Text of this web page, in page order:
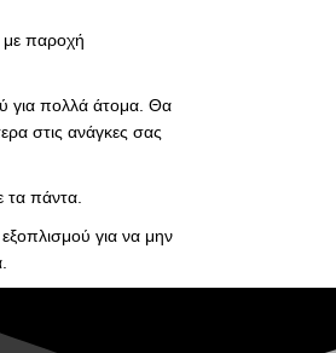
με παροχή
για πολλά άτομα. Θα
στις ανάγκες σας
τα πάντα.
για να μην